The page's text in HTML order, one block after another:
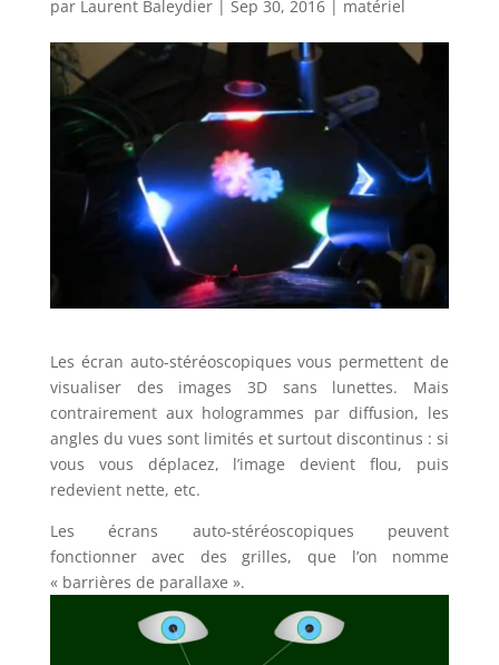
par Laurent Baleydier| Sep 30, 2016| matériel
Les écran auto-stéréoscopiques vous permettent de
visualiser des images 3D sans lunettes. Mais
contrairement aux hologrammes par diffusion, les
angles du vues sont limités et surtout discontinus : si
vous vous déplacez, l’image devient flou, puis
redevient nette, etc.
Les écrans auto-stéréoscopiques peuvent
fonctionner avec des grilles, que l’on nomme
« barrières de parallaxe ».